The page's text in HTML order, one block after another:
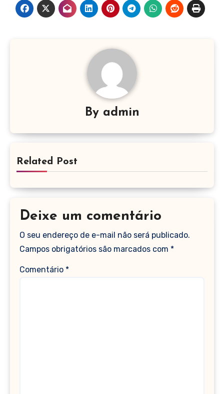
By admin
Related Post
Deixe um comentário
O seu endereço de e-mail não será publicado.
Campos obrigatórios são marcados com *
Comentário *